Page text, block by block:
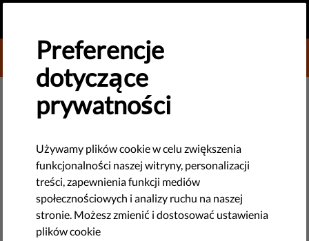
DONATE TO LIBERTIES
NOWE TECHNOLOGIE I PRAWA CZŁOWIEKA
(Twoje dane zostały) sprzedane!
Dowiedz się więcej i pośmiej
się.
Za każdym razem, gdy korzystasz z internetu, twoje dane
Preferencje
dotyczące
prywatności
Używamy plików cookie w celu zwiększenia
funkcjonalności naszej witryny, personalizacji
treści, zapewnienia funkcji mediów
społecznościowych i analizy ruchu na naszej
stronie. Możesz zmienić i dostosować ustawienia
plików cookie